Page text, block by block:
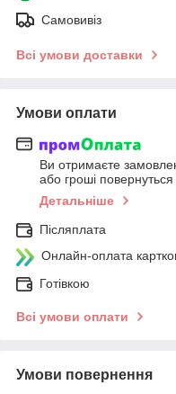
Самовивіз
Всі умови доставки
Умови оплати
Ви отримаєте
або гроші
Детальніше
Післяплата
Онлайн-оплата
Готівкою
Всі умови оплати
Умови повернення